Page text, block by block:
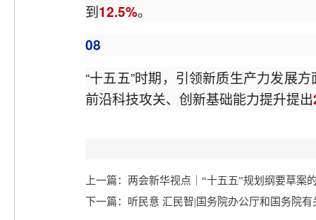
到12.5%。
08
“十五五”时期，引领新质生产力发展
前沿科技攻关、创新基础能力提升提出
上一篇：两会新华视点｜“十五五”规划纲要草案
下一篇：听民意 汇民智|国务院办公厅和国务院